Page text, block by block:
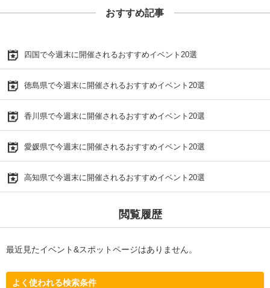
おすすめ記事
四国で今週末に開催されるおすすめイベント20選
徳島県で今週末に開催されるおすすめイベント20選
香川県で今週末に開催されるおすすめイベント20選
愛媛県で今週末に開催されるおすすめイベント20選
高知県で今週末に開催されるおすすめイベント20選
閲覧履歴
最近見たイベント&スポットページはありません。
よく使われる検索条件